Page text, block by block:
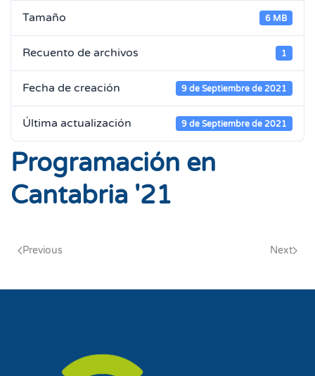
Tamaño 6 MB
Recuento de archivos 1
Fecha de creación 9 de Septiembre de 2021
Última actualización 9 de Septiembre de 2021
Programación en
Cantabria '21
Previous Next